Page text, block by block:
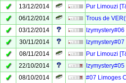
✓ 13/12/2014
Pur Limouzi
✓ 06/12/2014
Trous de
✓ 03/12/2014
✓ 30/11/2014
✓ 08/11/2014
Pur Limouzi
✓ 22/10/2014
✓ 08/10/2014
#07 Limoges